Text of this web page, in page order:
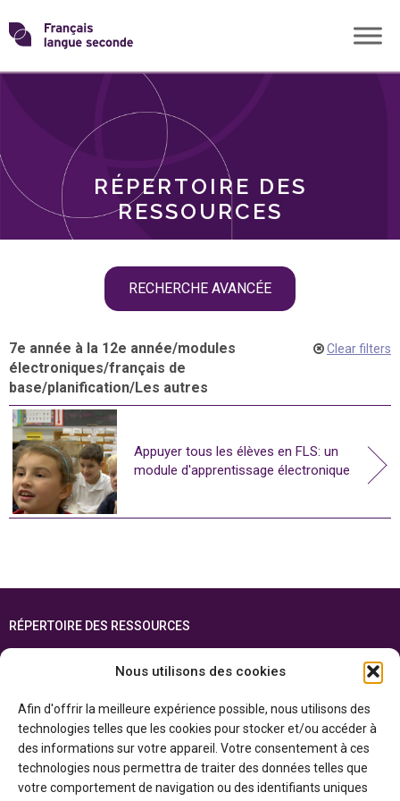
Nous utilisons des cookies
Afin d'offrir la meilleure expérience possible, nous utilisons des
technologies telles que les cookies pour stocker et/ou accéder à
des informations sur votre appareil. Votre consentement à ces
technologies nous permettra de traiter des données telles que
votre comportement de navigation ou des identifiants uniques
Skip
toTransformons
langue
RÉPERTOIRE DES
RESSOURCES
RECHERCHE AVANCÉE
THÈMES
7e année à la 12e année/modules
électroniques/français de
base/planification/Les autres
Clear filters
Appuyer tous les élèves en FLS: un
module d'apprentissage électronique
RÉPERTOIRE DES RESSOURCES
ENGLISH
Cette ressource est réalisée grâce au soutien financier du gouvernement de
l’Ontario et du gouvernement duCanada par l’entremise du ministère du
Patrimoine canadien